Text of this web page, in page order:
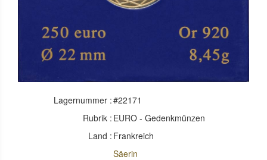
Lagernummer :#22171
Rubrik : EURO - Gedenkmünzen
Land : Frankreich
Säerin